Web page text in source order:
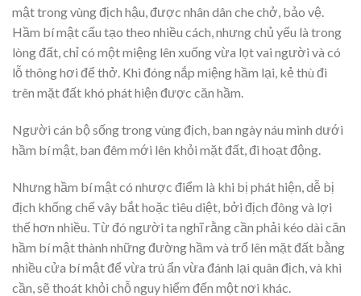
mật trong vùng địch hậu, được nhân dân che chở, bảo vệ.
Hầm bí mật cấu tạo theo nhiều cách, nhưng chủ yếu là trong
lòng đất, chỉ có một miệng lên xuống vừa lọt vai người và có
lỗ thông hơi để thở. Khi đóng nắp miệng hầm lại, kẻ thù đi
trên mặt đất khó phát hiện được căn hầm.
Người cán bộ sống trong vùng địch, ban ngày náu mình dưới
hầm bí mật, ban đêm mới lên khỏi mặt đất, đi hoạt động.
Nhưng hầm bí mật có nhược điểm là khi bị phát hiện, dễ bị
địch khống chế vây bắt hoặc tiêu diệt, bởi địch đông và lợi
thế hơn nhiều. Từ đó người ta nghĩ rằng cần phải kéo dài căn
hầm bí mật thành những đường hầm và trổ lên mặt đất bằng
nhiều cửa bí mật để vừa trú ẩn vừa đánh lại quân địch, và khi
cần, sẽ thoát khỏi chỗ nguy hiểm đến một nơi khác.